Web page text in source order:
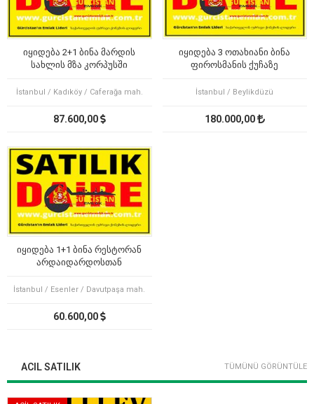
იყიდება 2+1 ბინა მარდის
სახლის მზა კორპუსში
İstanbul / Kadıköy / Caferağa mah.
87.600,00
იყიდება 3 ოთახიანი ბინა
ფიროსმანის ქუჩაზე
İstanbul / Beylikdüzü
180.000,00
იყიდება 1+1 ბინა რესტორან
არდაიდარდოსთან
İstanbul / Esenler / Davutpaşa mah.
60.600,00
ACIL SATILIK TÜMÜNÜ GÖRÜNTÜLE